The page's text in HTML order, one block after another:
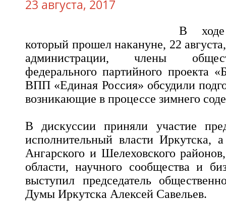
23 августа, 2017
В ходе
который прошел накануне, 22
администрации, члены
федерального партийного проекта
ВПП «Единая Россия» обсудили
возникающие в процессе зимнего
В дискуссии приняли участие
исполнительный власти Иркутска,
Ангарского и Шелеховского
области, научного сообщества и
выступил председатель
Думы Иркутска Алексей Савельев.